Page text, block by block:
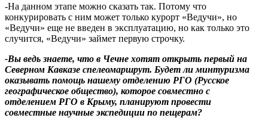
-На данном этапе можно сказать так. Потому что
конкурировать с ним может только курорт «Ведучи», но
«Ведучи» еще не введен в эксплуатацию, но как только это
случится, «Ведучи» займет первую строчку.
-Вы ведь знаете, что в Чечне хотят открыть первый на
Северном Кавказе спелеомаршрут. Будет ли минтуризма
оказывать помощь нашему отделению РГО (Русское
географическое общество), которое совместно с
отделением РГО в Крыму, планируют провести
совместные научные экспедиции по пещерам?